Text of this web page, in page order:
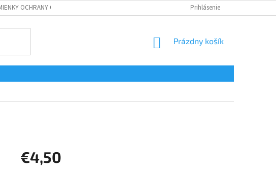
OCHRANY OSOBNÝCH ÚDAJOV Prihlásenie
NÁKUPNÝ
Prázdny košík
€4,50